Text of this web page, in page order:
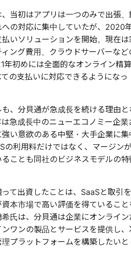
当初はアプリは一つのみで出張、
の対応に集中していたが、2020
いソリューションを開始。現在は
ング費用、クラウドサーバーなど
年初めには全面的なオンライン精算
の支払いに対応できるようになっ
、分貝通が急成長を続ける理由と
急成長中のニューエコノミー企業
い意欲のある中堅・大手企業に集
の利用料だけではなく、マージン
ことも同社のビジネスモデルの特
て出資したことは、SaaSと取引を
本市場で高い評価を得ていること
氏は、分貝通は企業にオンライン
ワンの製品とサービスを提供し、
プラットフォームを構築したいと